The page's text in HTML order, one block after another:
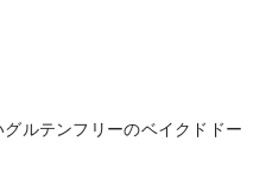
ルテンフリーのベイクドドー